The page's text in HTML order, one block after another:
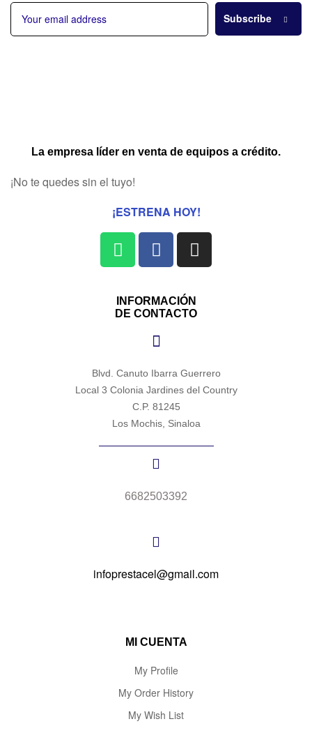
Subscribe
La empresa líder en venta de equipos a crédito.
¡No te quedes sin el tuyo!
¡ESTRENA HOY!
INFORMACIÓN
DE CONTACTO
Blvd. Canuto Ibarra Guerrero
Local 3 Colonia Jardines del Country
C.P. 81245
Los Mochis, Sinaloa
6682503392
infoprestacel@gmail.com
MI CUENTA
My Profile
My Order History
My Wish List